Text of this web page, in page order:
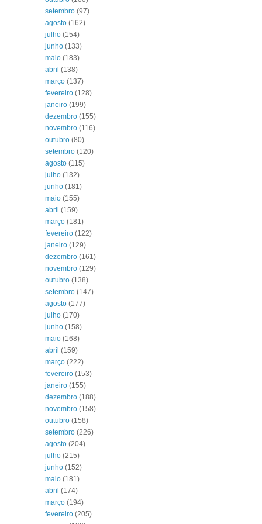
setembro (97)
agosto (162)
julho (154)
junho (133)
maio (183)
abril (138)
março (137)
fevereiro (128)
janeiro (199)
dezembro (155)
novembro (116)
outubro (80)
setembro (120)
agosto (115)
julho (132)
junho (181)
maio (155)
abril (159)
março (181)
fevereiro (122)
janeiro (129)
dezembro (161)
novembro (129)
outubro (138)
setembro (147)
agosto (177)
julho (170)
junho (158)
maio (168)
abril (159)
março (222)
fevereiro (153)
janeiro (155)
dezembro (188)
novembro (158)
outubro (158)
setembro (226)
agosto (204)
julho (215)
junho (152)
maio (181)
abril (174)
março (194)
fevereiro (205)